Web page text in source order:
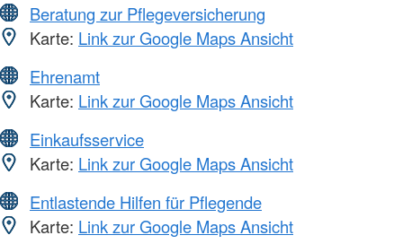
Beratung zur Pflegeversicherung
Karte: Link zur Google Maps Ansicht
Ehrenamt
Karte: Link zur Google Maps Ansicht
Einkaufsservice
Karte: Link zur Google Maps Ansicht
Entlastende Hilfen für Pflegende
Karte: Link zur Google Maps Ansicht